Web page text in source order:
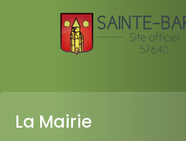
La Mairie